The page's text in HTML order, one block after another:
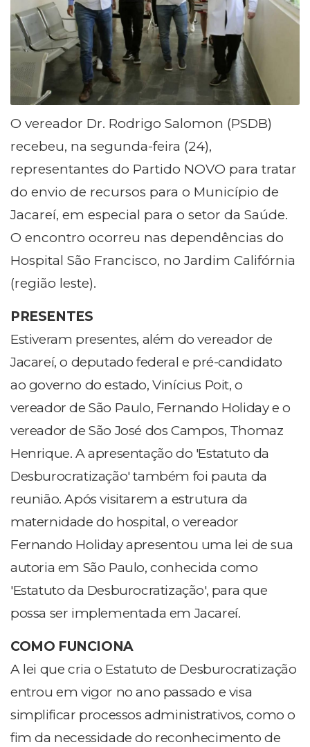
O vereador Dr. Rodrigo Salomon (PSDB)
recebeu, na segunda-feira (24),
representantes do Partido NOVO para tratar
do envio de recursos para o Município de
Jacareí, em especial para o setor da Saúde.
O encontro ocorreu nas dependências do
Hospital São Francisco, no Jardim Califórnia
(região leste).
PRESENTES
Estiveram presentes, além do vereador de
Jacareí, o deputado federal e pré-candidato
ao governo do estado, Vinícius Poit, o
vereador de São Paulo, Fernando Holiday e o
vereador de São José dos Campos, Thomaz
Henrique. A apresentação do 'Estatuto da
Desburocratização' também foi pauta da
reunião. Após visitarem a estrutura da
maternidade do hospital, o vereador
Fernando Holiday apresentou uma lei de sua
autoria em São Paulo, conhecida como
'Estatuto da Desburocratização', para que
possa ser implementada em Jacareí.
COMO FUNCIONA
A lei que cria o Estatuto de Desburocratização
entrou em vigor no ano passado e visa
simplificar processos administrativos, como o
fim da necessidade do reconhecimento de